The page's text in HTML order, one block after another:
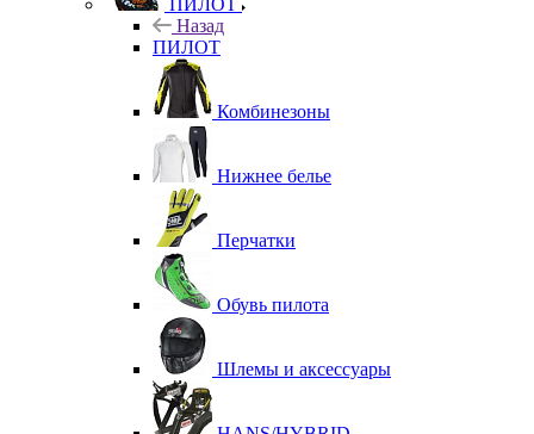
ПИЛОТ
Назад
ПИЛОТ
Комбинезоны
Нижнее белье
Перчатки
Обувь пилота
Шлемы и аксессуары